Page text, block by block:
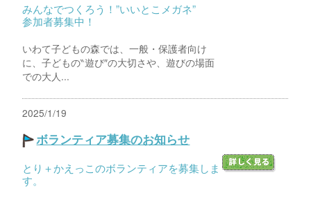
みんなでつくろう！”いいとこメガネ”
参加者募集中！
いわて子どもの森では、一般・保護者向け
に、子どもの‶遊び″の大切さや、遊びの場面
での大人...
2025/1/19
ボランティア募集のお知らせ
とり＋かえっこのボランティアを募集しま
す。